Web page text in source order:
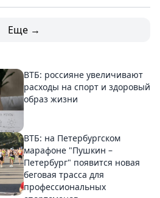
Еще →
ВТБ: россияне увеличивают
расходы на спорт и здоровый
образ жизни
ВТБ: на Петербургском
марафоне "Пушкин –
Петербург" появится новая
беговая трасса для
профессиональных